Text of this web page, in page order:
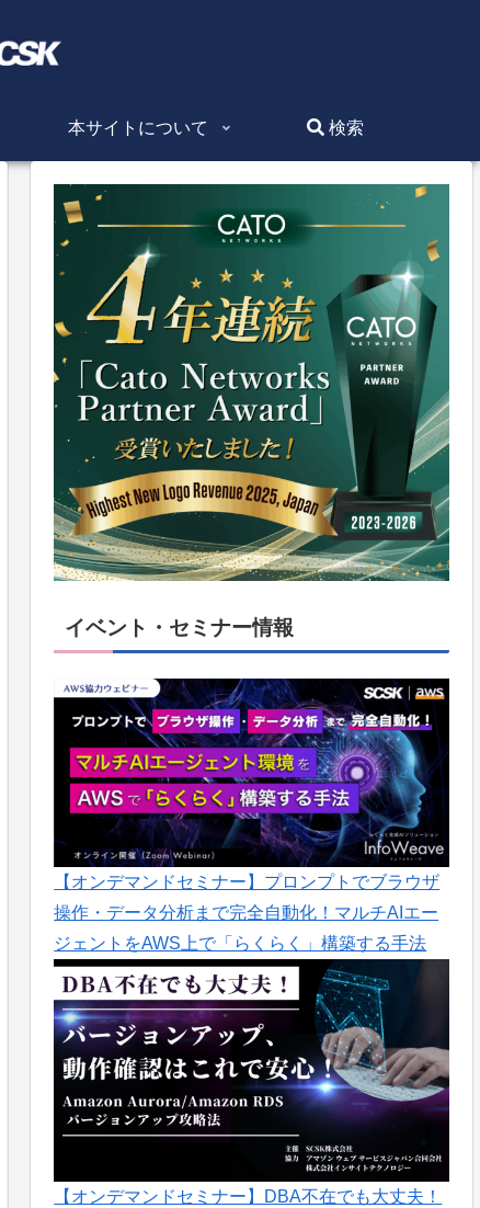
本サイトについて 検索
イベント・セミナー情報
【オンデマンドセミナー】プロンプトでブラウザ
操作・データ分析まで完全自動化！マルチAIエー
ジェントをAWS上で「らくらく」構築する手法
【オンデマンドセミナー】DBA不在でも大丈夫！